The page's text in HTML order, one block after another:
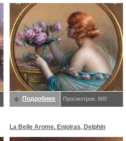
Enjolras, Delphin
Подробнее Просмотров: 900
La Belle Arome. Enjolras, Delphin